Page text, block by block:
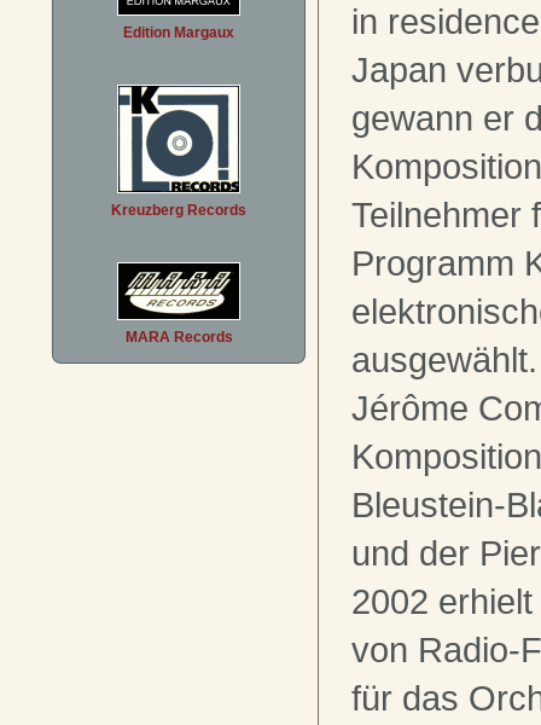
Edition Margaux
Kreuzberg Records
MARA Records
in
Japan
gewann er
Teilnehmer
Programm
ausgewählt.
Jérôme
Bleustein-
und der
2002
von Radio-
für das